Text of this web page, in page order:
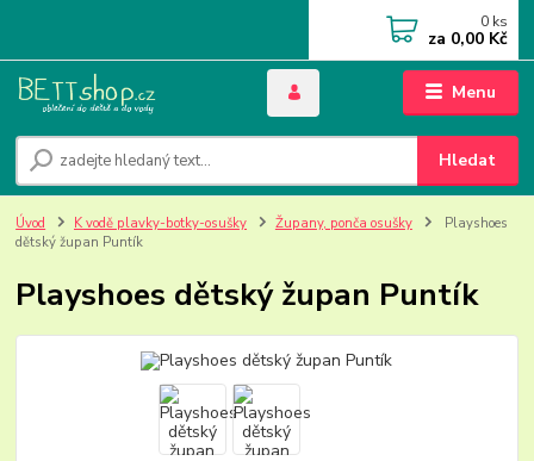
Menu
Hledat
0 ks
za 0,00 Kč
Úvod K vodě plavky-botky-osušky Župany, ponča osušky
Playshoes
dětský župan Puntík
Playshoes dětský župan Puntík